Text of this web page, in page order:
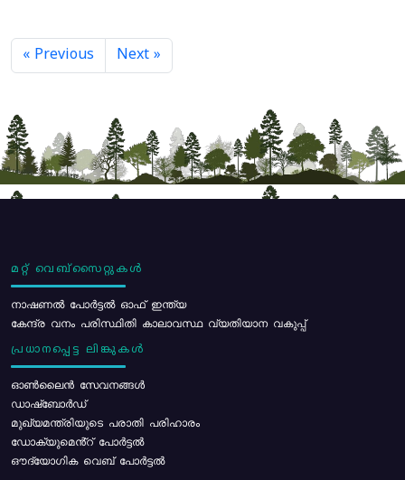
« Previous Next »
മറ്റ് വെബ്സൈറ്റുകൾ
നാഷണൽ പോർട്ടൽ ഓഫ് ഇന്ത്യ
കേന്ദ്ര വനം പരിസ്ഥിതി കാലാവസ്ഥ വ്യതിയാന വകുപ്പ്
പ്രധാനപ്പെട്ട ലിങ്കുകൾ
ഓൺലൈൻ സേവനങ്ങൾ
ഡാഷ്ബോർഡ്
മുഖ്യമന്ത്രിയുടെ പരാതി പരിഹാരം
ഡോക്യുമെൻ്റ് പോർട്ടൽ
ഔദ്യോഗിക വെബ് പോർട്ടൽ